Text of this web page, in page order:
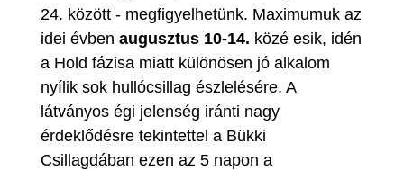
24. között - megfigyelhetünk. Maximumuk az
idei évben augusztus 10-14. közé esik, idén
a Hold fázisa miatt különösen jó alkalom
nyílik sok hullócsillag észlelésére. A
látványos égi jelenség iránti nagy
érdeklődésre tekintettel a Bükki
Csillagdában ezen az 5 napon a